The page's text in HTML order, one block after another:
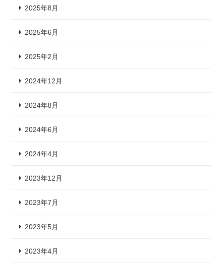
2025年8月
2025年6月
2025年2月
2024年12月
2024年8月
2024年6月
2024年4月
2023年12月
2023年7月
2023年5月
2023年4月